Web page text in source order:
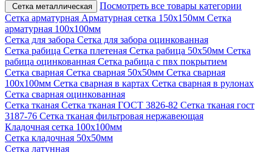
Сетка металлическая
Посмотреть все товары категории
Сетка арматурная Арматурная сетка 150х150мм Сетка
арматурная 100х100мм
Сетка для забора Сетка для забора оцинкованная
Сетка рабица Сетка плетеная Сетка рабица 50х50мм Сетка
рабица оцинкованная Сетка рабица с пвх покрытием
Сетка сварная Сетка сварная 50х50мм Сетка сварная
100х100мм Сетка сварная в картах Сетка сварная в рулонах
Сетка сварная оцинкованная
Сетка тканая Сетка тканая ГОСТ 3826-82 Сетка тканая гост
3187-76 Сетка тканая фильтровая нержавеющая
Кладочная сетка 100х100мм
Сетка кладочная 50х50мм
Сетка латунная